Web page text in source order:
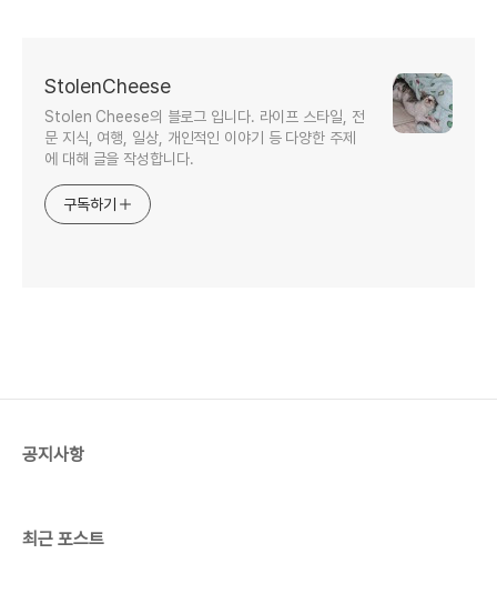
StolenCheese
Stolen Cheese의 블로그 입니다. 라이프 스타일, 전
문 지식, 여행, 일상, 개인적인 이야기 등 다양한 주제
에 대해 글을 작성합니다.
구독하기
공지사항
최근 포스트